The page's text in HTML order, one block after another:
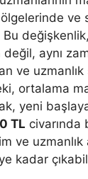
ve
aynı
ve
ortalama
yeni
TL civarında
ve uzmanlık
kadar